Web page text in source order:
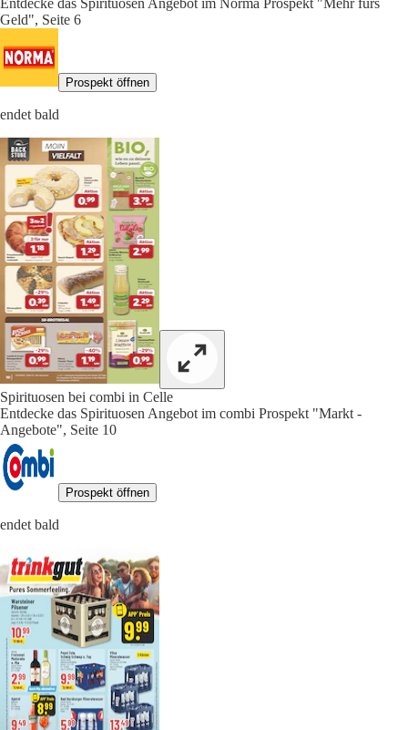
Geld", Seite 6
Prospekt öffnen
endet bald
Spirituosen bei combi in Celle
Entdecke das Spirituosen Angebot im combi Prospekt "Markt -
Angebote", Seite 10
Prospekt öffnen
endet bald